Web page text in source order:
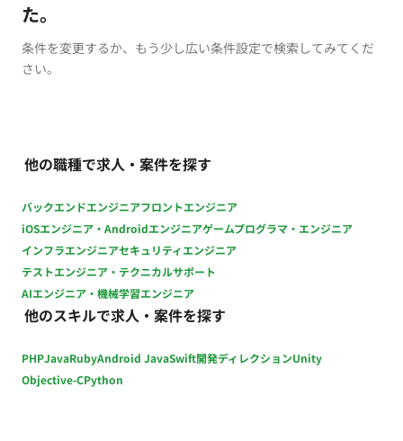
た。
条件を変更するか、もう少し広い条件設定で検索してみてくだ
さい。
他の職種で求人・案件を探す
バックエンドエンジニアフロントエンジニア
iOSエンジニア・Androidエンジニアゲームプログラマ・エンジニア
インフラエンジニアセキュリティエンジニア
テストエンジニア・テクニカルサポート
AIエンジニア・機械学習エンジニア
他のスキルで求人・案件を探す
PHPJavaRubyAndroid JavaSwift開発ディレクションUnity
Objective-CPython